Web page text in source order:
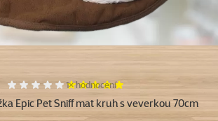
Epic Pet Sniff mat kruh s veverkou 70cm
Hodnocení 100%, počet hodnocení:
1×hodnocení